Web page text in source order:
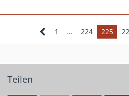
1 … 224 225
Teilen